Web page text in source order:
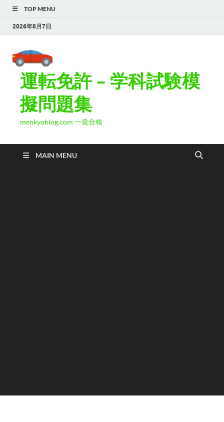
TOP MENU
2026年8月7日
運転免許 – 学科試験模
擬問題集
menkyoblog.com 一発合格
MAIN MENU